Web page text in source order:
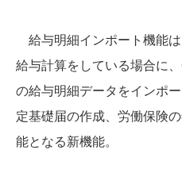
給与明細インポート機能
給与計算をしている場合に
の給与明細データをインポ
定基礎届の作成、労働保険
能となる新機能。